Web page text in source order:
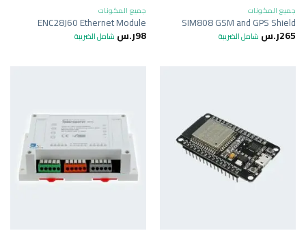
جميع المكونات
SIM808 GSM and GPS Shield
265ر.س شامل الضريبة
جميع المكونات
ENC28J60 Ethernet Module
98ر.س شامل الضريبة